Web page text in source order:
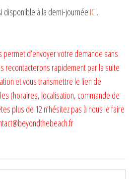
disponible à la demi-journée ICI.
d’envoyer votre demande sans
recontacterons rapidement par la suite
et vous transmettre le lien de
(horaires, localisation, commande de
plus de 12 n’hésitez pas à nous le faire